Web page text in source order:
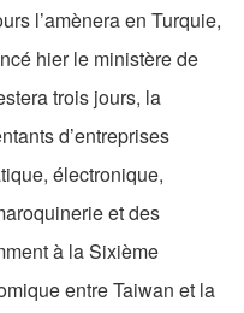
l’amènera en Turquie,
hier le ministère de
trois jours, la
d’entreprises
électronique,
et des
à la Sixième
entre Taiwan et la